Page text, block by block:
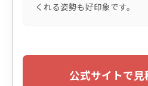
くれる姿勢も好印象です。
公式サイトで見